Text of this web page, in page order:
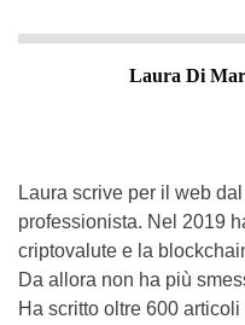
Laura Di
Laura scrive per il web
professionista. Nel 2019
criptovalute e la
Da allora non ha più
Ha scritto oltre 600